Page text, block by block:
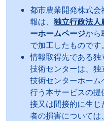
都市農業開発株式
報は、 独立行政法人
ーホームページから
で加工したものです。
情報取得先である
技術センターは、
技術センターホー
行う本サービスの
接又は間接的に生
者の損害について